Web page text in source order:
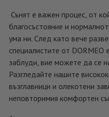
Сънят е важен процес, от
благосъстояние и
ума ни. След като вече
специалистите от DORMEO
заблуди, вие можете да се
Разгледайте нашите
възглавници и олекотени
неповторимия комфортен